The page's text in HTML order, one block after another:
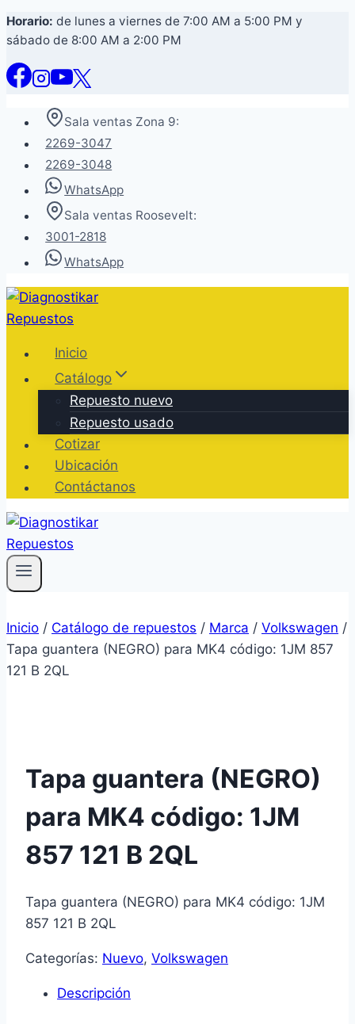
Saltar
al
contenido
Horario: de lunes a viernes de 7:00 AM a 5:00 PM y
sábado de 8:00 AM a 2:00 PM
Sala ventas Zona 9:
2269-3047
2269-3048
WhatsApp
Sala ventas Roosevelt:
3001-2818
WhatsApp
Inicio
Catálogo
Repuesto nuevo
Repuesto usado
Cotizar
Ubicación
Contáctanos
Inicio / Catálogo de repuestos / Marca / Volkswagen /
Tapa guantera (NEGRO) para MK4 código: 1JM 857
121 B 2QL
Tapa guantera (NEGRO)
para MK4 código: 1JM
857 121 B 2QL
Tapa guantera (NEGRO) para MK4 código: 1JM
857 121 B 2QL
Categorías: Nuevo, Volkswagen
Descripción